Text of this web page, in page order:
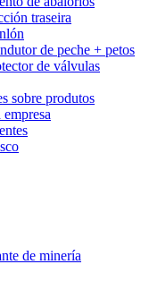
traseira
de peche + petos
de válvulas
sobre produtos
de minería